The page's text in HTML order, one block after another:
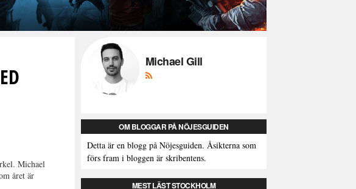
Michael
året är
Michael Gill
OM BLOGGAR PÅ NÖJESGUIDEN
Detta är en blogg på Nöjesguiden. Åsikterna som
förs fram i bloggen är skribentens.
MEST LÄST STOCKHOLM